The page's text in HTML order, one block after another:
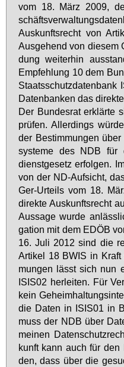
vom 18. März 2009,
Aus­kunfts­recht von
Aus­ge­hend von die­sem
dung wei­ter­hin
Emp­feh­lung 10 dem
Staats­schutz­da­ten­bank
Da­ten­ban­ken das
Der Bun­des­rat er­klär­te
prü­fen. Al­ler­dings
der Be­stim­mun­gen
sys­te­me des NDB für
dienst­ge­setz er­fol­gen.
von der ND-Auf­sicht,
Ger-Ur­teils vom 18.
di­rek­te Aus­kunfts­recht
Aus­sa­ge wur­de
ga­ti­on mit dem EDÖB
16. Ju­li 2012 sind die
Ar­ti­kel 18 BWIS in
mun­gen lässt sich nun
ISIS02 her­lei­ten. Für
kein
die Da­ten in ISIS01 in
muss der NDB über
mei­nen
kunft kann auch für
den, dass über die